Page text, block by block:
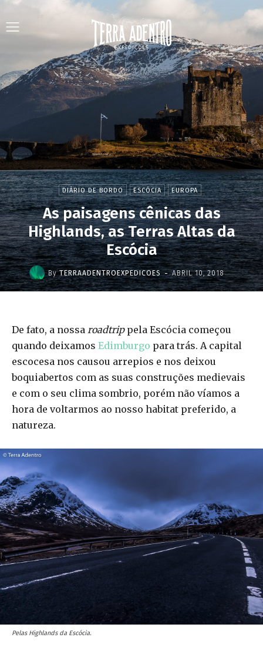
DIÁRIO DE BORDO ESCÓCIA EUROPA
As paisagens cênicas das
Highlands, as Terras Altas da
Escócia
By TERRAADENTROEXPEDICOES - ABRIL 10, 2018
De fato, a nossa roadtrippela Escócia começou
quando deixamos Edimburgo para trás. A capital
escocesa nos causou arrepios e nos deixou
boquiabertos com as suas construções medievais
e com o seu clima sombrio, porém não víamos a
hora de voltarmos ao nosso habitat preferido, a
natureza.
Pelas Highlands da Escócia.